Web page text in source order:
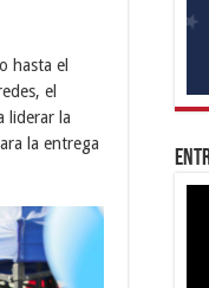
hasta el
el
liderar la
la entrega